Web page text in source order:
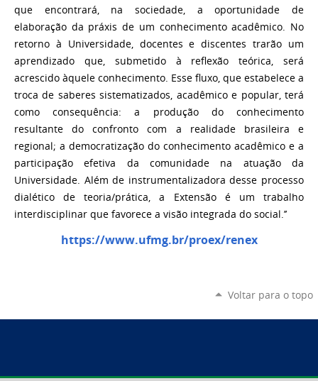
que encontrará, na sociedade, a oportunidade de
elaboração da práxis de um conhecimento acadêmico. No
retorno à Universidade, docentes e discentes trarão um
aprendizado que, submetido à reflexão teórica, será
acrescido àquele conhecimento. Esse fluxo, que estabelece a
troca de saberes sistematizados, acadêmico e popular, terá
como consequência: a produção do conhecimento
resultante do confronto com a realidade brasileira e
regional; a democratização do conhecimento acadêmico e a
participação efetiva da comunidade na atuação da
Universidade. Além de instrumentalizadora desse processo
dialético de teoria/prática, a Extensão é um trabalho
interdisciplinar que favorece a visão integrada do social.’’
https://www.ufmg.br/proex/renex
Voltar para o topo